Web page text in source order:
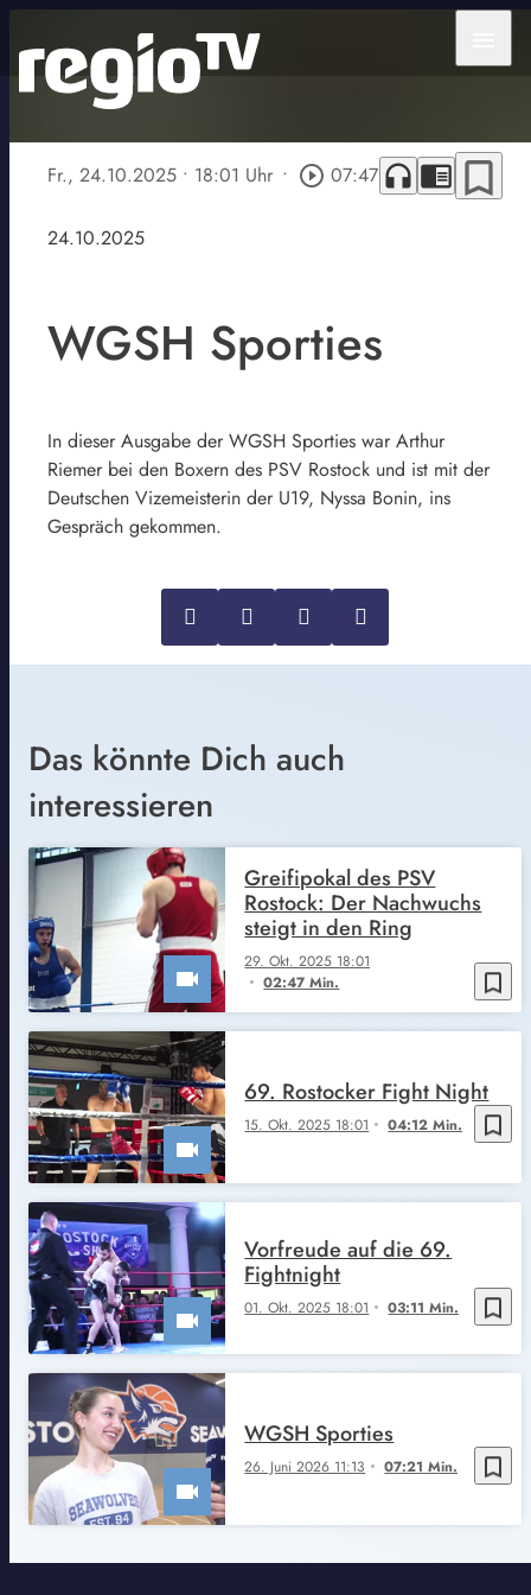
Fr., 24.10.2025 • 18:01 Uhr • play_circle_outline 07:47 headphones chrome_reader_mode bookmark_border
24.10.2025
WGSH Sporties
In dieser Ausgabe der WGSH Sporties war Arthur
Riemer bei den Boxern des PSV Rostock und ist mit der
Deutschen Vizemeisterin der U19, Nyssa Bonin, ins
Gespräch gekommen.
Das könnte Dich auch
interessieren
bookmark_border
29. Okt. 2025 18:01
02:47 Min.
Greifipokal des PSV
Rostock: Der Nachwuchs
steigt in den Ring
bookmark_border
15. Okt. 2025 18:01 04:12 Min.
69. Rostocker Fight Night
bookmark_border
01. Okt. 2025 18:01 03:11 Min.
Vorfreude auf die 69.
Fightnight
bookmark_border
26. Juni 2026 11:13 07:21 Min.
WGSH Sporties